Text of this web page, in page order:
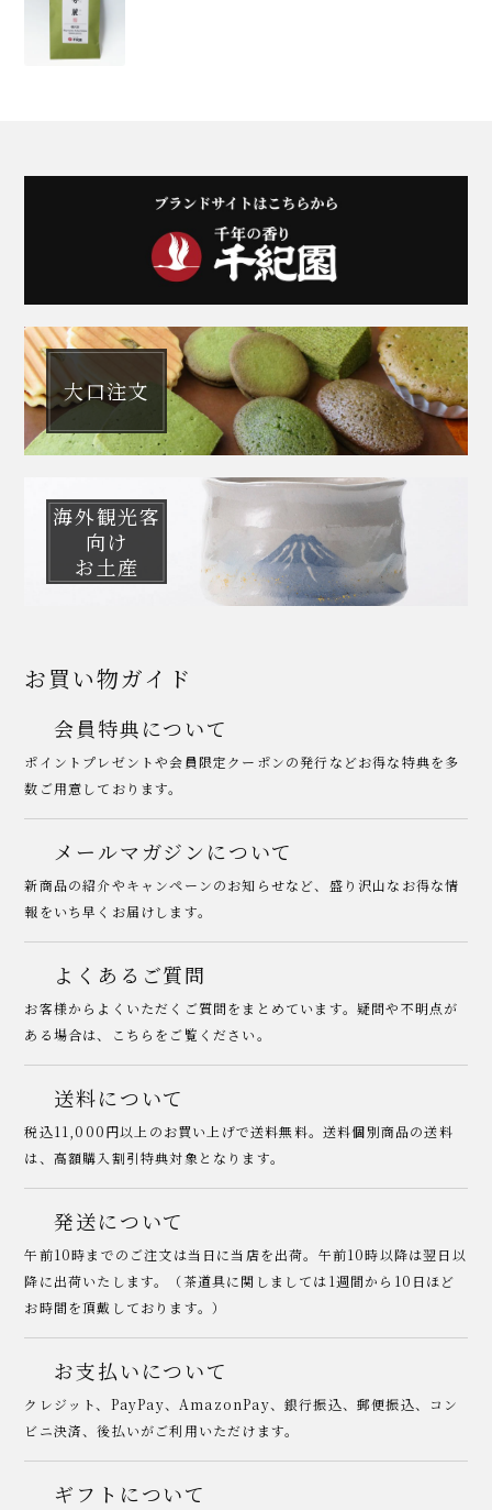
大口注文
海外観光客
向け
お土産
お買い物ガイド
会員特典について
ポイントプレゼントや会員限定クーポンの発行などお得な特典を多
数ご用意しております。
メールマガジンについて
新商品の紹介やキャンペーンのお知らせなど、盛り沢山なお得な情
報をいち早くお届けします。
よくあるご質問
お客様からよくいただくご質問をまとめています。疑問や不明点が
ある場合は、こちらをご覧ください。
送料について
税込11,000円以上のお買い上げで送料無料。送料個別商品の送料
は、高額購入割引特典対象となります。
発送について
午前10時までのご注文は当日に当店を出荷。午前10時以降は翌日以
降に出荷いたします。（茶道具に関しましては1週間から10日ほど
お時間を頂戴しております。）
お支払いについて
クレジット、PayPay、AmazonPay、銀行振込、郵便振込、コン
ビニ決済、後払いがご利用いただけます。
ギフトについて